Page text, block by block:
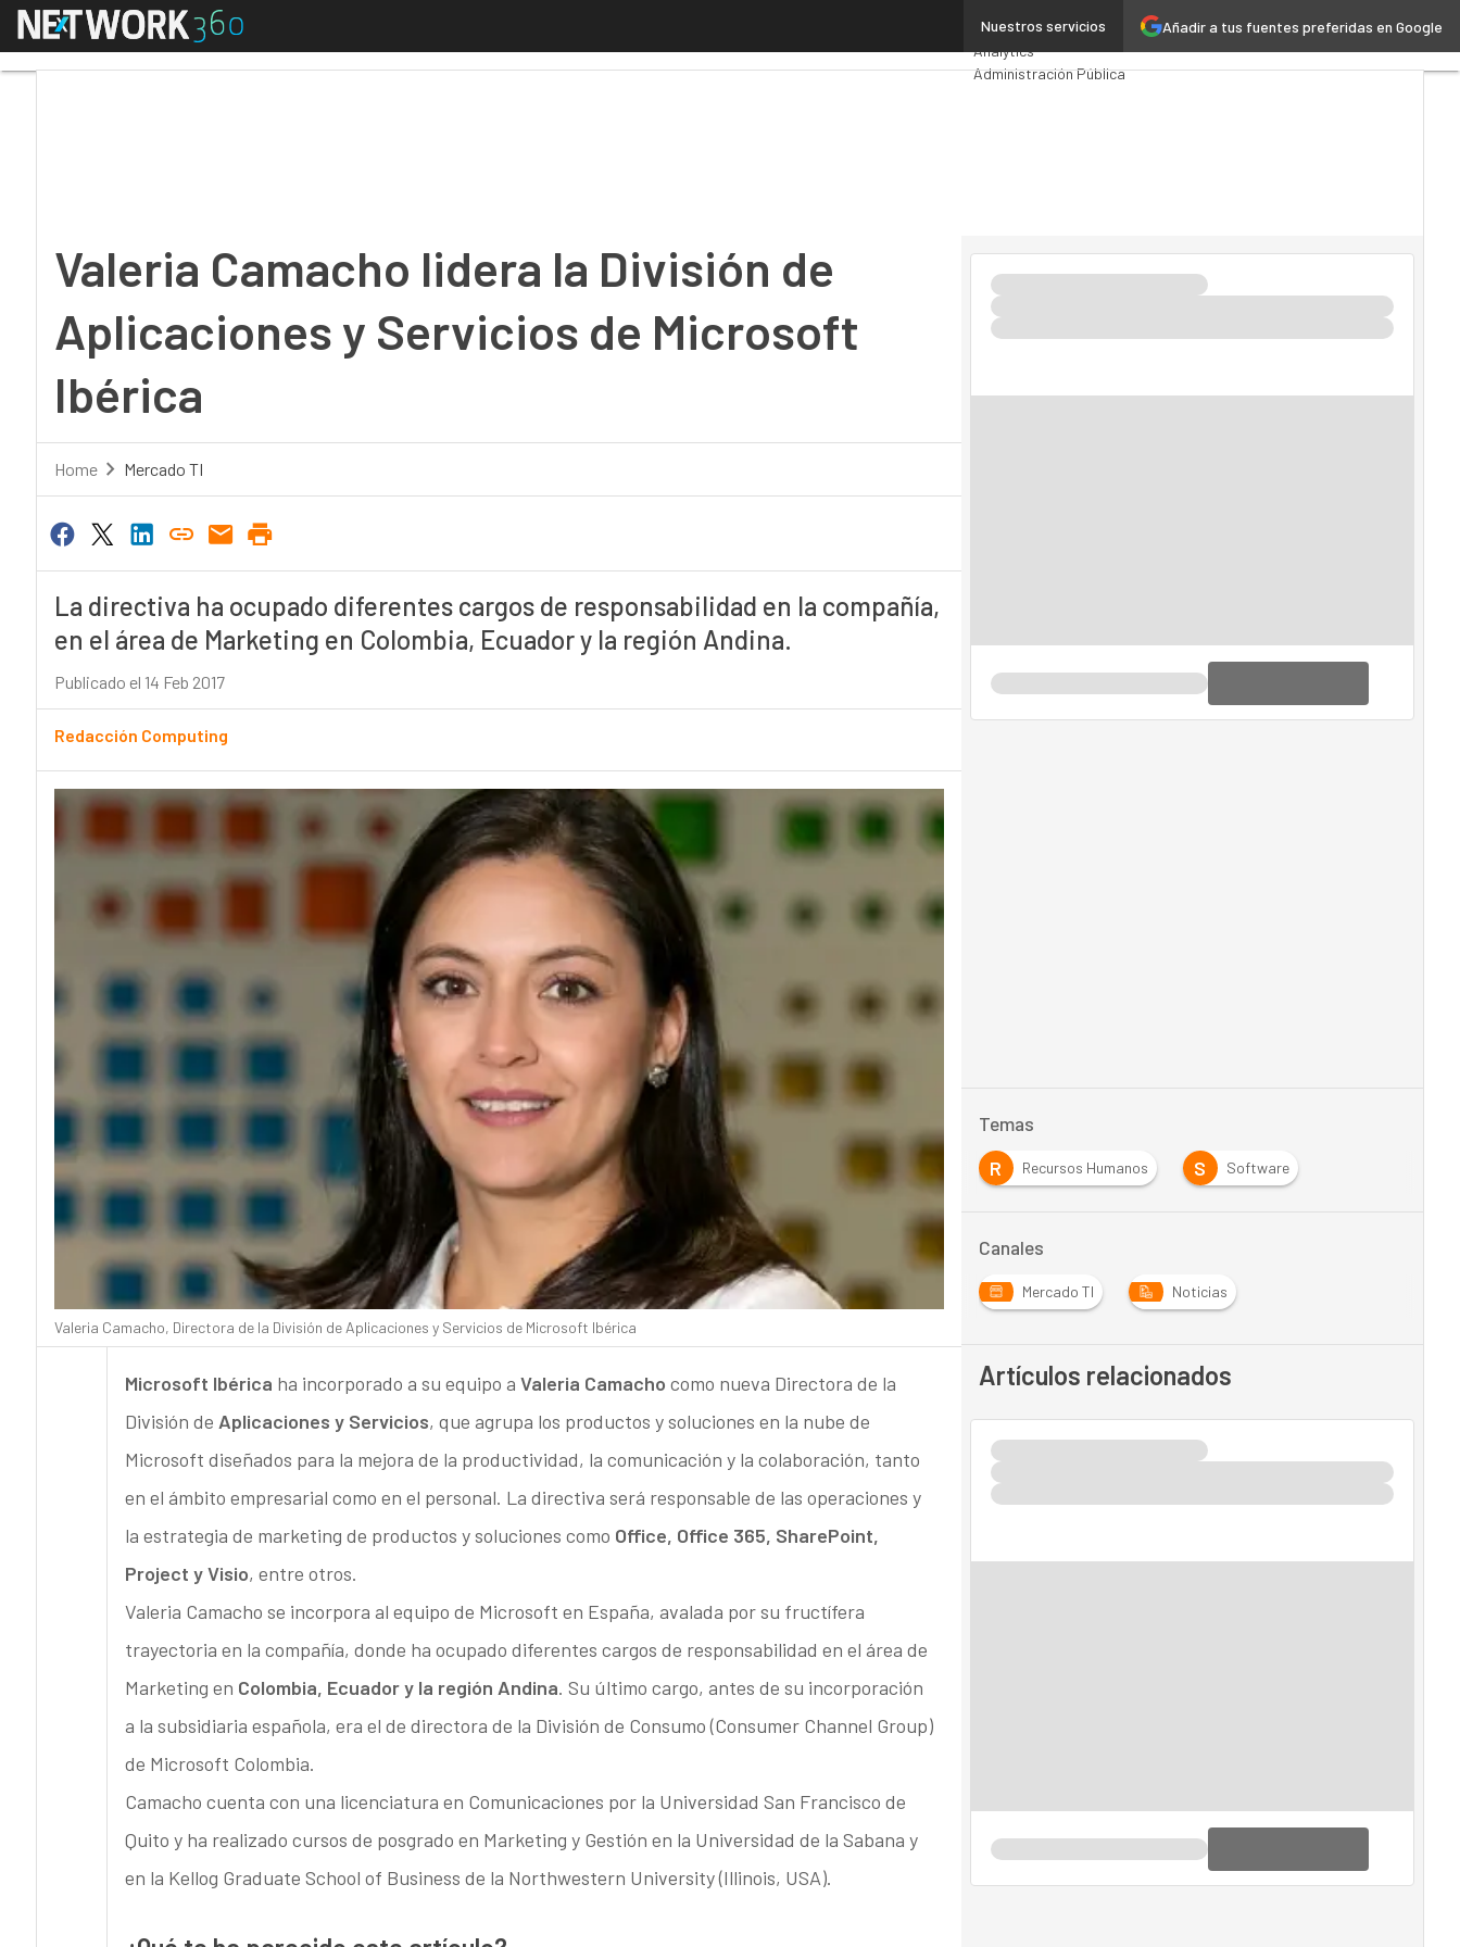
Añadir a tus fuentes preferidas en Google
Nuestros servicios
Menú
Premios Computing
Analytics
Administración Pública
Valeria Camacho lidera la División de
Aplicaciones y Servicios de Microsoft
Ibérica
Home Mercado TI
La directiva ha ocupado diferentes cargos de responsabilidad en la compañía,
en el área de Marketing en Colombia, Ecuador y la región Andina.
Publicado el 14 Feb 2017
Redacción Computing
Valeria Camacho, Directora de la División de Aplicaciones y Servicios de Microsoft Ibérica
Microsoft Ibérica ha incorporado a su equipo a Valeria Camacho como nueva Directora de la
División de Aplicaciones y Servicios, que agrupa los productos y soluciones en la nube de
Microsoft diseñados para la mejora de la productividad, la comunicación y la colaboración, tanto
en el ámbito empresarial como en el personal. La directiva será responsable de las operaciones y
la estrategia de marketing de productos y soluciones como Office, Office 365, SharePoint,
Project y Visio, entre otros.
Valeria Camacho se incorpora al equipo de Microsoft en España, avalada por su fructífera
trayectoria en la compañía, donde ha ocupado diferentes cargos de responsabilidad en el área de
Marketing en Colombia, Ecuador y la región Andina. Su último cargo, antes de su incorporación
a la subsidiaria española, era el de directora de la División de Consumo (Consumer Channel Group)
de Microsoft Colombia.
Camacho cuenta con una licenciatura en Comunicaciones por la Universidad San Francisco de
Quito y ha realizado cursos de posgrado en Marketing y Gestión en la Universidad de la Sabana y
en la Kellog Graduate School of Business de la Northwestern University (Illinois, USA).
Temas
R
Recursos Humanos S Software
Canales
Mercado TI Noticias
Artículos relacionados